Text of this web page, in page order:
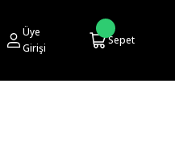
Üye
Girişi
Sepet